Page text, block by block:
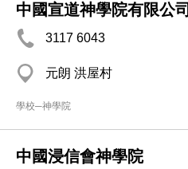
中國宣道神學院有限公司
3117 6043
元朗 洪屋村
學校─神學院
中國浸信會神學院